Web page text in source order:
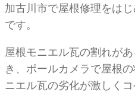
加古川市で屋根修理をは
です。
屋根モニエル瓦の割れが
き、ポールカメラで屋根
ニエル瓦の劣化が激しく